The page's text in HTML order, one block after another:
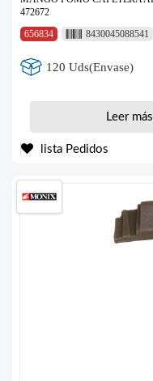
472672
656834
8430045088541
120 Uds(Envase)
Leer más
lista Pedidos